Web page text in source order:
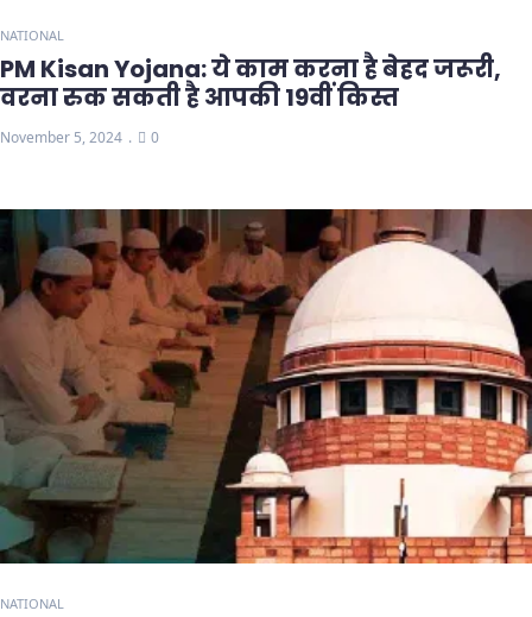
NATIONAL
PM Kisan Yojana: ये काम करना है बेहद जरूरी,
वरना रुक सकती है आपकी 19वीं किस्त
November 5, 2024 0
NATIONAL